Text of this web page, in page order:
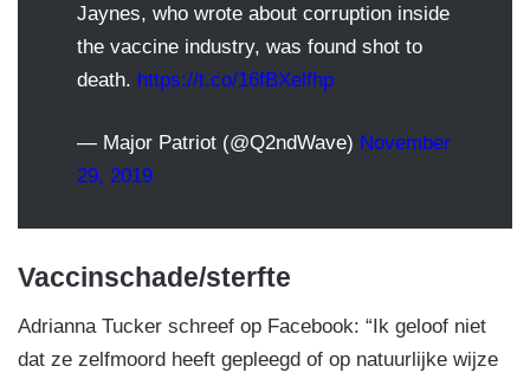
Jaynes, who wrote about corruption inside
the vaccine industry, was found shot to
death. https://t.co/16fBXelfhp
— Major Patriot (@Q2ndWave) November
29, 2019
Vaccinschade/sterfte
Adrianna Tucker schreef op Facebook: “Ik geloof niet
dat ze zelfmoord heeft gepleegd of op natuurlijke wijze